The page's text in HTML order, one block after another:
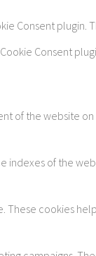
Consent
Consent
of the website
of the
cookies